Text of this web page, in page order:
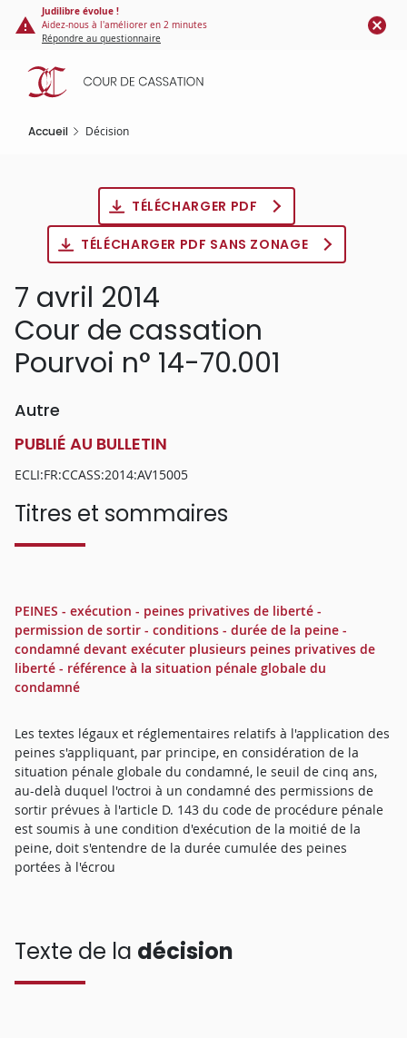
Panneau de gestion des cookies
contenu
principal
Judilibre évolue !
Aidez-nous à l'améliorer en 2 minutes
Répondre au questionnaire
Accueil Décision
TÉLÉCHARGER PDF
TÉLÉCHARGER PDF SANS ZONAGE
7 avril 2014
Cour de cassation
Pourvoi n° 14-70.001
Autre
PUBLIÉ AU BULLETIN
ECLI:FR:CCASS:2014:AV15005
Titres et sommaires
PEINES - exécution - peines privatives de liberté -
permission de sortir - conditions - durée de la peine -
condamné devant exécuter plusieurs peines privatives de
liberté - référence à la situation pénale globale du
condamné
Les textes légaux et réglementaires relatifs à l'application des
peines s'appliquant, par principe, en considération de la
situation pénale globale du condamné, le seuil de cinq ans,
au-delà duquel l'octroi à un condamné des permissions de
sortir prévues à l'article D. 143 du code de procédure pénale
est soumis à une condition d'exécution de la moitié de la
peine, doit s'entendre de la durée cumulée des peines
portées à l'écrou
Texte de la décision